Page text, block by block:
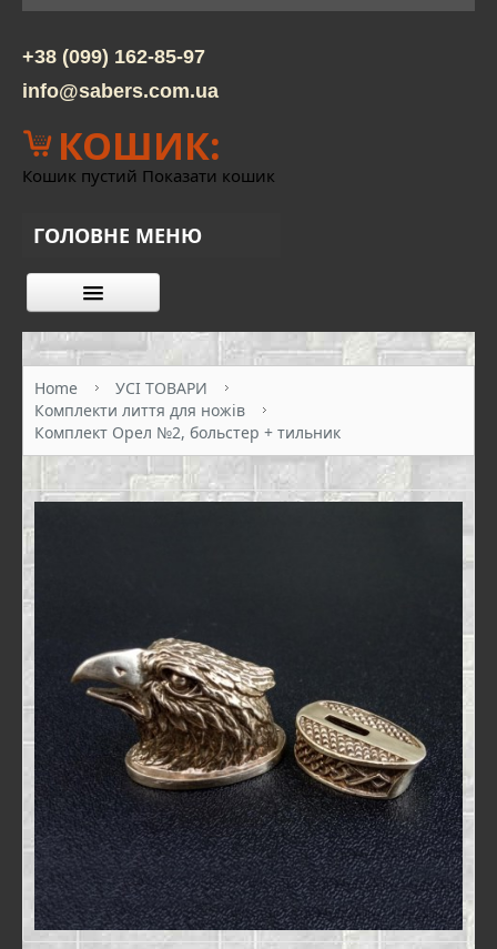
+38 (099) 162-85-97
info@sabers.com.ua
КОШИК:
Кошик пустий Показати кошик
ГОЛОВНЕ МЕНЮ
КАТАЛОГ ТОВАРІВ
КОНТАКТИ
ОПЛАТА ТА ДОСТАВКА
Home
УСІ ТОВАРИ
Комплекти лиття для ножів
Комплект Орел №2, больстер + тильник